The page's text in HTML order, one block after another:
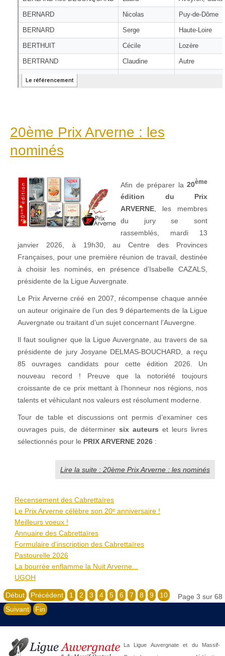
20ème Prix Arverne : les
nominés
Afin de préparer la 20ème
édition du Prix
ARVERNE, les membres
du jury se sont
rassemblés, mardi 13
janvier 2026, à 19h30, au Centre des Provinces
Françaises, pour une première réunion de travail, destinée
à choisir les nominés, en présence d’Isabelle CAZALS,
présidente de la Ligue Auvergnate.
Le Prix Arverne créé en 2007, récompense chaque année
un auteur originaire de l’un des 9 départements de la Ligue
Auvergnate ou traitant d’un sujet concernant l’Auvergne.
Il faut souligner que la Ligue Auvergnate, au travers de sa
présidente de jury Josyane DELMAS-BOUCHARD, a reçu
85 ouvrages candidats pour cette édition 2026. Un
nouveau record ! Preuve que la notoriété toujours
croissante de ce prix mettant à l’honneur nos régions, nos
talents et véhiculant nos valeurs est résolument moderne.
Tour de table et discussions ont permis d’examiner ces
ouvrages puis, de déterminer six auteurs et leurs livres
sélectionnés pour le PRIX ARVERNE 2026 :
Lire la suite : 20ème Prix Arverne : les nominés
Recensement des Cabrettaïres
Le Prix Arverne célèbre son 20ᵉ anniversaire !
Meilleurs voeux !
Annuaire des Cabrettaïres
Formulaire d'inscription des Cabrettaïres
Pastourelle 2026
La bourrée enflamme la Nuit Arverne...
UGOH
Page 3 sur 68
Début Précédent 1 2 3 4 5 6 7 8 9
10
Suivant
Fin
La Ligue Auvergnate et du Massif-